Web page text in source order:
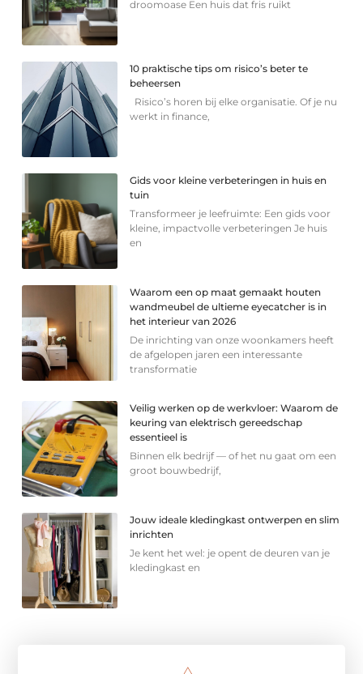
droomoase Een huis dat fris ruikt
10 praktische tips om risico’s beter te
beheersen
Risico’s horen bij elke organisatie. Of je nu
werkt in finance,
Gids voor kleine verbeteringen in huis en
tuin
Transformeer je leefruimte: Een gids voor
kleine, impactvolle verbeteringen Je huis
en
Waarom een op maat gemaakt houten
wandmeubel de ultieme eyecatcher is in
het interieur van 2026
De inrichting van onze woonkamers heeft
de afgelopen jaren een interessante
transformatie
Veilig werken op de werkvloer: Waarom de
keuring van elektrisch gereedschap
essentieel is
Binnen elk bedrijf — of het nu gaat om een
groot bouwbedrijf,
Jouw ideale kledingkast ontwerpen en slim
inrichten
Je kent het wel: je opent de deuren van je
kledingkast en